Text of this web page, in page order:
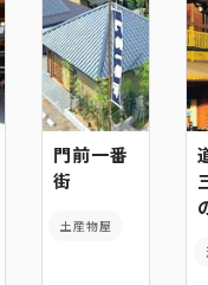
門前一番
街
土産物屋